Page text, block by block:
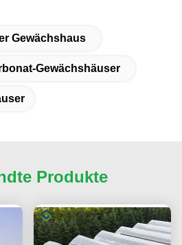
Gewächshaus
Gewächshäuser
Produkte